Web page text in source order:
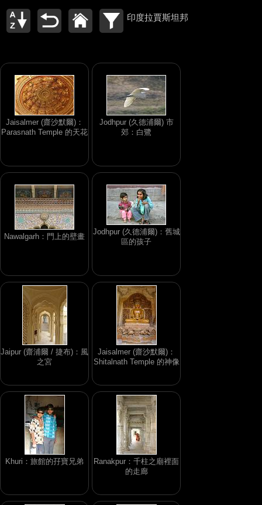
印度拉賈斯坦邦
Jaisalmer (齋沙默爾)：
Parasnath Temple 的天花
Jodhpur (久德浦爾) 市
郊：白鷺
Nawalgarh：門上的壁畫
Jodhpur (久德浦爾)：舊城
區的孩子
Jaipur (齋浦爾 / 捷布)：風
之宮
Jaisalmer (齋沙默爾)：
Shitalnath Temple 的神像
Khuri：旅館的孖寶兄弟
Ranakpur：千柱之廟裡面
的走廊